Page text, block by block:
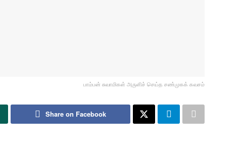
பாம்பன் சுவாமிகள் அருளிச் செய்த சண்முகக் கவசம்
Share on Facebook